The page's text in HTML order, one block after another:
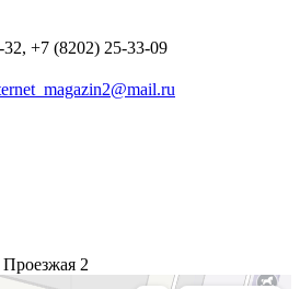
+7 (8202) 25-33-09
Проезжая 2